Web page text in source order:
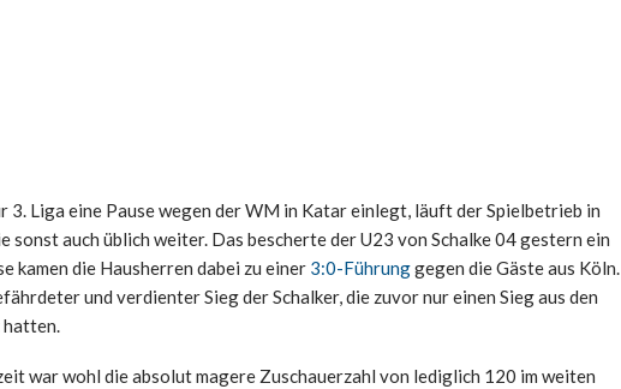
3. Liga eine Pause wegen der WM in Katar einlegt, läuft der Spielbetrieb in
sonst auch üblich weiter. Das bescherte der U23 von Schalke 04 gestern ein
kamen die Hausherren dabei zu einer 3:0-Führunggegen die Gäste aus Köln.
und verdienter Sieg der Schalker, die zuvor nur einen Sieg aus den
war wohl die absolut magere Zuschauerzahl von lediglich 120 im weiten